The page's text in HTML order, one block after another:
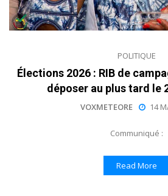
POLITIQUE
Élections 2026 : RIB de
déposer au plus tard le
VOXMETEORE 14
Communiqué :
Read More